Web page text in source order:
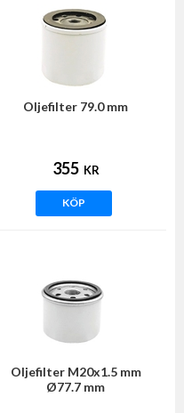
Oljefilter 79.0 mm
355 KR
KÖP
Oljefilter M20x1.5 mm
Ø77.7 mm